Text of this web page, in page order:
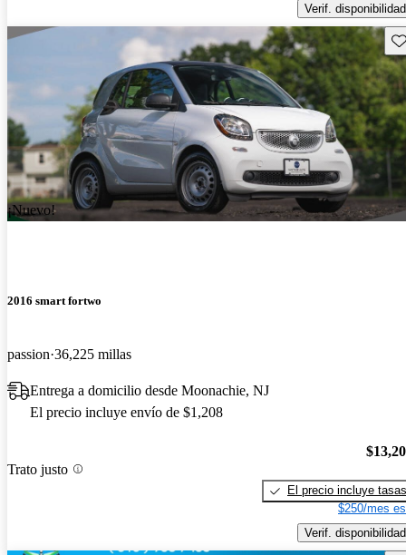
Verif. disponibilidad
¡Nuevo!
2016 smart fortwo
passion 36,225 millas
Entrega a domicilio desde Moonachie, NJ
El precio incluye envío de $1,208
Trato justo
El precio incluye tasas
$250/mes
Verif. disponibilidad